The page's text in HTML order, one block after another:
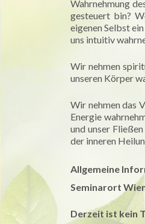
Wahrnehmung
gesteuert bin?
eigenen Selbst
uns intuitiv
Wir nehmen
unseren Körper
Wir nehmen das
Energie
und unser
der inneren
Allgemeine
Seminarort
Derzeit ist kein